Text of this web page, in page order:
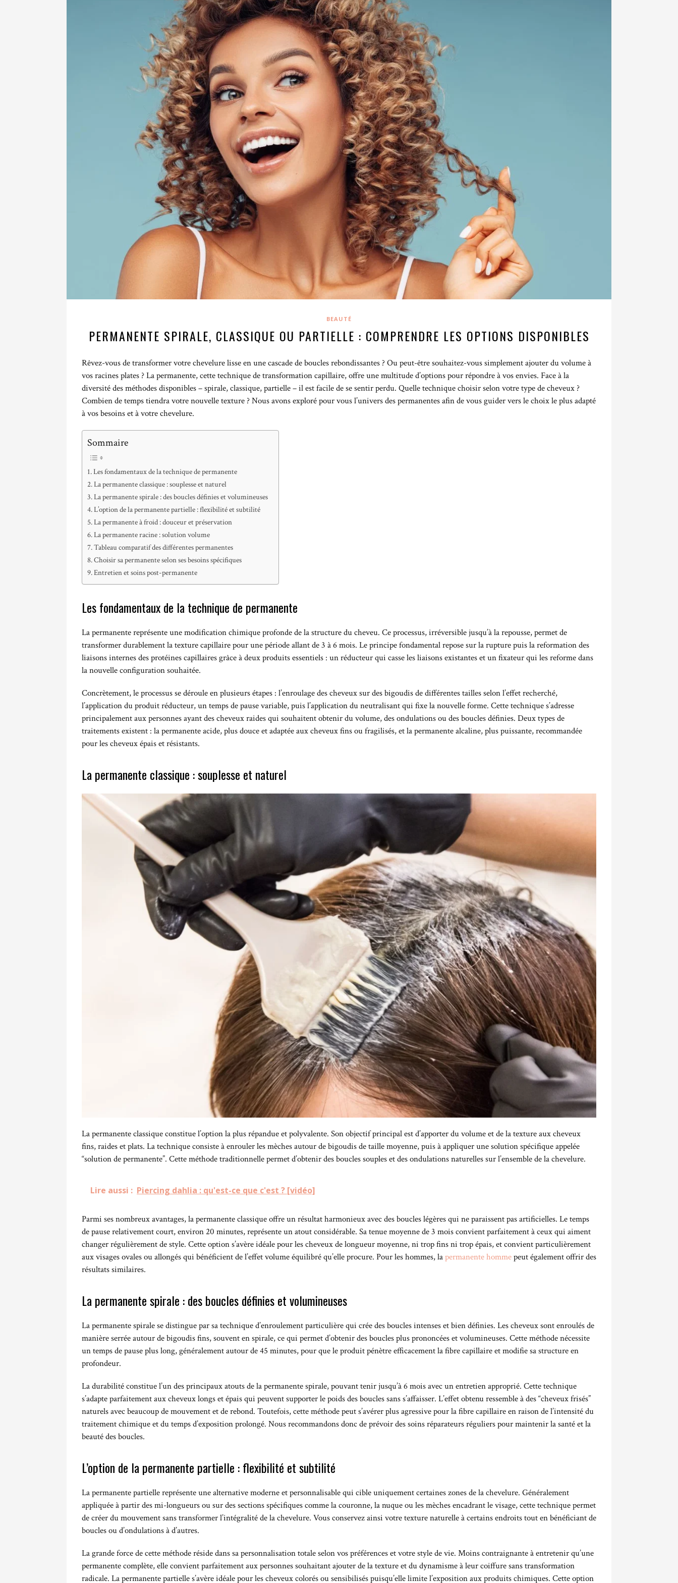
BEAUTÉ
PERMANENTE SPIRALE, CLASSIQUE OU PARTIELLE : COMPRENDRE LES OPTIONS DISPONIBLES
Rêvez-vous de transformer votre chevelure lisse en une cascade de boucles rebondissantes ? Ou peut-être souhaitez-vous simplement ajouter du volume à
vos racines plates ? La permanente, cette technique de transformation capillaire, offre une multitude d’options pour répondre à vos envies. Face à la
diversité des méthodes disponibles – spirale, classique, partielle – il est facile de se sentir perdu. Quelle technique choisir selon votre type de cheveux ?
Combien de temps tiendra votre nouvelle texture ? Nous avons exploré pour vous l’univers des permanentes afin de vous guider vers le choix le plus adapté
à vos besoins et à votre chevelure.
Sommaire
Les fondamentaux de la technique de permanente
La permanente classique : souplesse et naturel
La permanente spirale : des boucles définies et volumineuses
L’option de la permanente partielle : flexibilité et subtilité
La permanente à froid : douceur et préservation
La permanente racine : solution volume
Tableau comparatif des différentes permanentes
Choisir sa permanente selon ses besoins spécifiques
Entretien et soins post-permanente
Les fondamentaux de la technique de permanente
La permanente représente une modification chimique profonde de la structure du cheveu. Ce processus, irréversible jusqu’à la repousse, permet de
transformer durablement la texture capillaire pour une période allant de 3 à 6 mois. Le principe fondamental repose sur la rupture puis la reformation des
liaisons internes des protéines capillaires grâce à deux produits essentiels : un réducteur qui casse les liaisons existantes et un fixateur qui les reforme dans
la nouvelle configuration souhaitée.
Concrètement, le processus se déroule en plusieurs étapes : l’enroulage des cheveux sur des bigoudis de différentes tailles selon l’effet recherché,
l’application du produit réducteur, un temps de pause variable, puis l’application du neutralisant qui fixe la nouvelle forme. Cette technique s’adresse
principalement aux personnes ayant des cheveux raides qui souhaitent obtenir du volume, des ondulations ou des boucles définies. Deux types de
traitements existent : la permanente acide, plus douce et adaptée aux cheveux fins ou fragilisés, et la permanente alcaline, plus puissante, recommandée
pour les cheveux épais et résistants.
La permanente classique : souplesse et naturel
La permanente classique constitue l’option la plus répandue et polyvalente. Son objectif principal est d’apporter du volume et de la texture aux cheveux
fins, raides et plats. La technique consiste à enrouler les mèches autour de bigoudis de taille moyenne, puis à appliquer une solution spécifique appelée
“solution de permanente”. Cette méthode traditionnelle permet d’obtenir des boucles souples et des ondulations naturelles sur l’ensemble de la chevelure.
Lire aussi : Piercing dahlia : qu'est-ce que c'est ? [vidéo]
Parmi ses nombreux avantages, la permanente classique offre un résultat harmonieux avec des boucles légères qui ne paraissent pas artificielles. Le temps
de pause relativement court, environ 20 minutes, représente un atout considérable. Sa tenue moyenne de 3 mois convient parfaitement à ceux qui aiment
changer régulièrement de style. Cette option s’avère idéale pour les cheveux de longueur moyenne, ni trop fins ni trop épais, et convient particulièrement
aux visages ovales ou allongés qui bénéficient de l’effet volume équilibré qu’elle procure. Pour les hommes, lapermanente hommepeut également offrir des
résultats similaires.
La permanente spirale : des boucles définies et volumineuses
La permanente spirale se distingue par sa technique d’enroulement particulière qui crée des boucles intenses et bien définies. Les cheveux sont enroulés de
manière serrée autour de bigoudis fins, souvent en spirale, ce qui permet d’obtenir des boucles plus prononcées et volumineuses. Cette méthode nécessite
un temps de pause plus long, généralement autour de 45 minutes, pour que le produit pénètre efficacement la fibre capillaire et modifie sa structure en
profondeur.
La durabilité constitue l’un des principaux atouts de la permanente spirale, pouvant tenir jusqu’à 6 mois avec un entretien approprié. Cette technique
s’adapte parfaitement aux cheveux longs et épais qui peuvent supporter le poids des boucles sans s’affaisser. L’effet obtenu ressemble à des “cheveux frisés”
naturels avec beaucoup de mouvement et de rebond. Toutefois, cette méthode peut s’avérer plus agressive pour la fibre capillaire en raison de l’intensité du
traitement chimique et du temps d’exposition prolongé. Nous recommandons donc de prévoir des soins réparateurs réguliers pour maintenir la santé et la
beauté des boucles.
L’option de la permanente partielle : flexibilité et subtilité
La permanente partielle représente une alternative moderne et personnalisable qui cible uniquement certaines zones de la chevelure. Généralement
appliquée à partir des mi-longueurs ou sur des sections spécifiques comme la couronne, la nuque ou les mèches encadrant le visage, cette technique permet
de créer du mouvement sans transformer l’intégralité de la chevelure. Vous conservez ainsi votre texture naturelle à certains endroits tout en bénéficiant de
boucles ou d’ondulations à d’autres.
La grande force de cette méthode réside dans sa personnalisation totale selon vos préférences et votre style de vie. Moins contraignante à entretenir qu’une
permanente complète, elle convient parfaitement aux personnes souhaitant ajouter de la texture et du dynamisme à leur coiffure sans transformation
radicale. La permanente partielle s’avère idéale pour les cheveux colorés ou sensibilisés puisqu’elle limite l’exposition aux produits chimiques. Cette option